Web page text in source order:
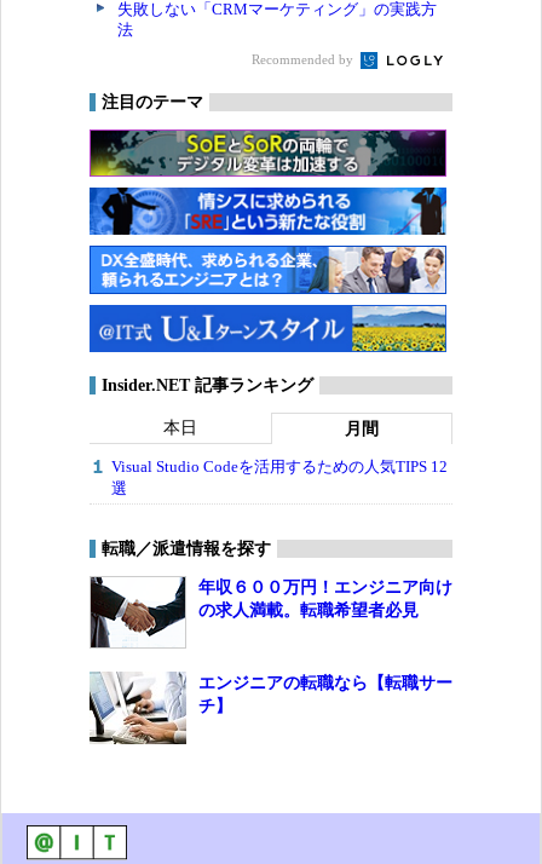
失敗しない「CRMマーケティング」の実践方
法
Recommended by
注目のテーマ
Insider.NET 記事ランキング
本日 月間
Visual Studio Codeを活用するための人気TIPS 12
選
転職／派遣情報を探す
年収６００万円！エンジニア向け
の求人満載。転職希望者必見
エンジニアの転職なら【転職サー
チ】